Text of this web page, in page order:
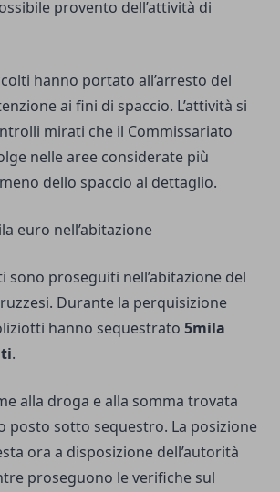
provento dell’attività di
hanno portato all’arresto del
ai fini di spaccio. L’attività si
mirati che il Commissariato
nelle aree considerate più
dello spaccio al dettaglio.
euro nell’abitazione
sono proseguiti nell’abitazione del
Durante la perquisizione
hanno sequestrato 5mila
.
alla droga e alla somma trovata
posto sotto sequestro. La posizione
ora a disposizione dell’autorità
proseguono le verifiche sul